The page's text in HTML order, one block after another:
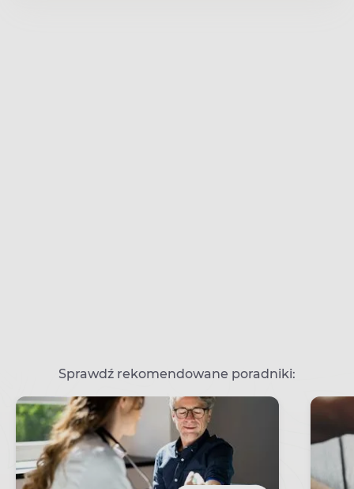
Sprawdź rekomendowane poradniki: